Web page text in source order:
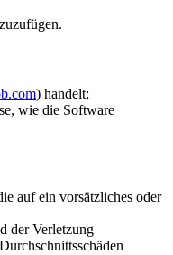
) handelt;
wie die Software
auf ein vorsätzliches oder
der Verletzung